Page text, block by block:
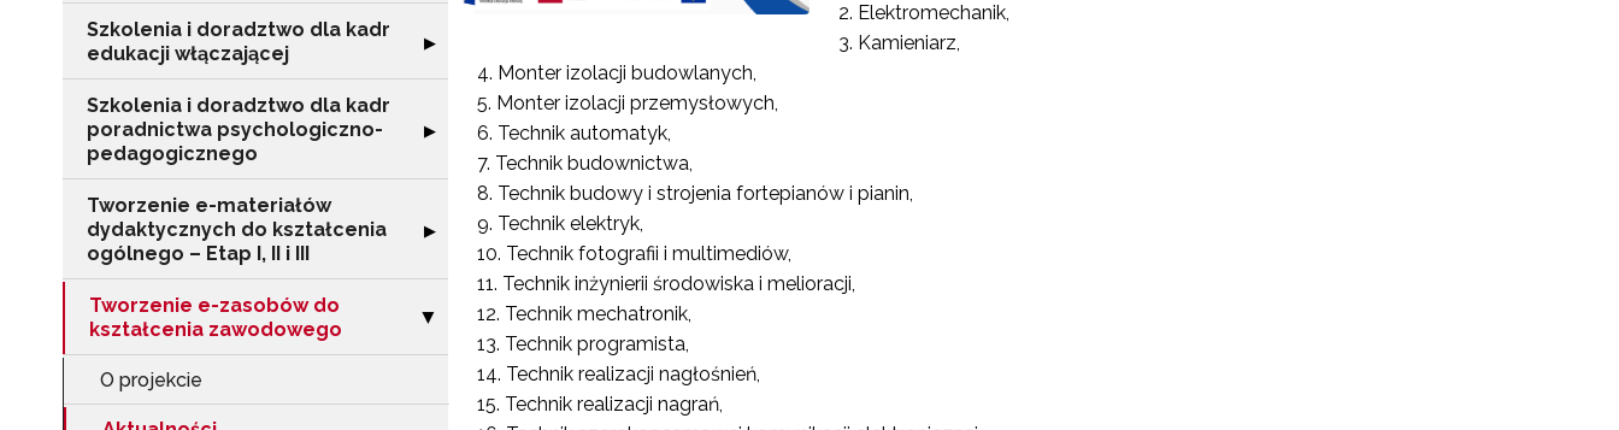
Szkolenia i doradztwo dla kadr
edukacji włączającej
Rozwiń sekcję "Szkolenia i doradztwo dla kadr edukacji włączającej"
▶
Szkolenia i doradztwo dla kadr
poradnictwa psychologiczno-
pedagogicznego
Rozwiń sekcję "Szkolenia i doradztwo dla kadr poradnictwa psychologiczno-pedagogicznego"
▶
Tworzenie e-materiałów
dydaktycznych do kształcenia
ogólnego – Etap I, II i III
Rozwiń sekcję "Tworzenie e-materiałów dydaktycznych do kształcenia ogólnego – Etap I, II i III"
▶
Tworzenie e-zasobów do
kształcenia zawodowego
Zwiń sekcję "Tworzenie e-zasobów do kształcenia zawodowego"
▶
O projekcie
Elektromechanik,
Kamieniarz,
Monter izolacji budowlanych,
Monter izolacji przemysłowych,
Technik automatyk,
Technik budownictwa,
Technik budowy i strojenia fortepianów i pianin,
Technik elektryk,
Technik fotografii i multimediów,
Technik inżynierii środowiska i melioracji,
Technik mechatronik,
Technik programista,
Technik realizacji nagłośnień,
Technik realizacji nagrań,